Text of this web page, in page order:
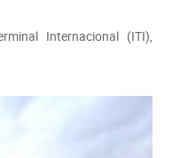
Internacional (ITI),